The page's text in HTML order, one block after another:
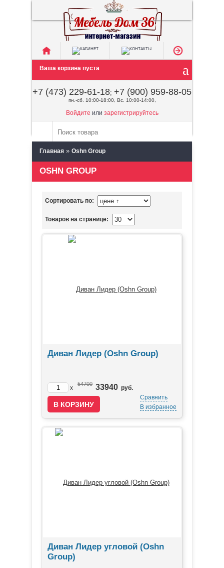
Ваша корзина пуста
+7 (473) 229-61-18; +7 (900) 959-88-05
пн.-сб. 10:00-18:00, Вс. 10:00-14:00,
Войдите или зарегистрируйтесь
Главная » Oshn Group
OSHN GROUP
Сортировать по:
Товаров на странице:
Диван Лидер (Oshn Group)
x
54700 33940 руб.
Сравнить
В избранное
Диван Лидер угловой (Oshn
Group)